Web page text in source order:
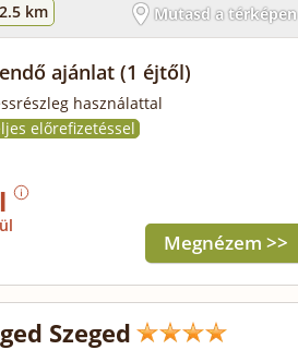
Mutasd a térképen
km
ajánlat (1 éjtől)
használattal
előrefizetéssel
Megnézem >>
Szeged